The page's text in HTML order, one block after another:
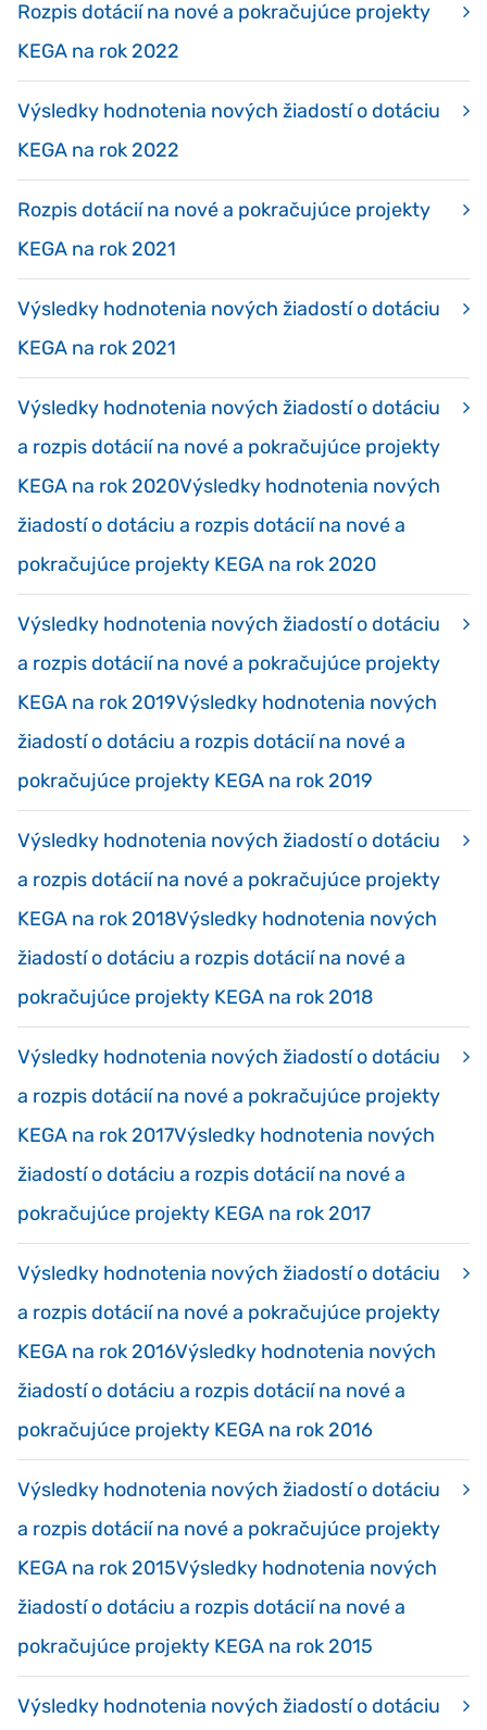
Rozpis dotácií na nové a pokračujúce projekty
KEGA na rok 2022
Výsledky hodnotenia nových žiadostí o dotáciu
KEGA na rok 2022
Rozpis dotácií na nové a pokračujúce projekty
KEGA na rok 2021
Výsledky hodnotenia nových žiadostí o dotáciu
KEGA na rok 2021
Výsledky hodnotenia nových žiadostí o dotáciu
a rozpis dotácií na nové a pokračujúce projekty
KEGA na rok 2020Výsledky hodnotenia nových
žiadostí o dotáciu a rozpis dotácií na nové a
pokračujúce projekty KEGA na rok 2020
Výsledky hodnotenia nových žiadostí o dotáciu
a rozpis dotácií na nové a pokračujúce projekty
KEGA na rok 2019Výsledky hodnotenia nových
žiadostí o dotáciu a rozpis dotácií na nové a
pokračujúce projekty KEGA na rok 2019
Výsledky hodnotenia nových žiadostí o dotáciu
a rozpis dotácií na nové a pokračujúce projekty
KEGA na rok 2018Výsledky hodnotenia nových
žiadostí o dotáciu a rozpis dotácií na nové a
pokračujúce projekty KEGA na rok 2018
Výsledky hodnotenia nových žiadostí o dotáciu
a rozpis dotácií na nové a pokračujúce projekty
KEGA na rok 2017Výsledky hodnotenia nových
žiadostí o dotáciu a rozpis dotácií na nové a
pokračujúce projekty KEGA na rok 2017
Výsledky hodnotenia nových žiadostí o dotáciu
a rozpis dotácií na nové a pokračujúce projekty
KEGA na rok 2016Výsledky hodnotenia nových
žiadostí o dotáciu a rozpis dotácií na nové a
pokračujúce projekty KEGA na rok 2016
Výsledky hodnotenia nových žiadostí o dotáciu
a rozpis dotácií na nové a pokračujúce projekty
KEGA na rok 2015Výsledky hodnotenia nových
žiadostí o dotáciu a rozpis dotácií na nové a
pokračujúce projekty KEGA na rok 2015
Výsledky hodnotenia nových žiadostí o dotáciu